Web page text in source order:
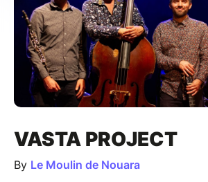
VASTA PROJECT
By Le Moulin de Nouara